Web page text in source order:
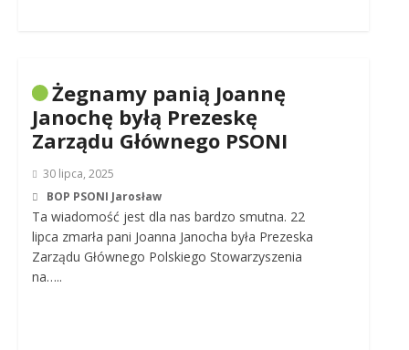
Żegnamy panią Joannę
Janochę byłą Prezeskę
Zarządu Głównego PSONI
30 lipca, 2025
BOP PSONI Jarosław
Ta wiadomość jest dla nas bardzo smutna. 22
lipca zmarła pani Joanna Janocha była Prezeska
Zarządu Głównego Polskiego Stowarzyszenia
na…..